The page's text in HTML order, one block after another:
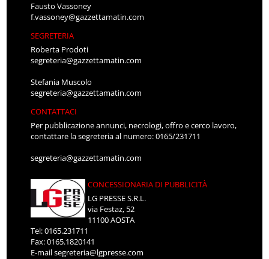
Fausto Vassoney
f.vassoney@gazzettamatin.com
SEGRETERIA
Roberta Prodoti
segreteria@gazzettamatin.com
Stefania Muscolo
segreteria@gazzettamatin.com
CONTATTACI
Per pubblicazione annunci, necrologi, offro e cerco lavoro,
contattare la segreteria al numero: 0165/231711
segreteria@gazzettamatin.com
CONCESSIONARIA DI PUBBLICITÀ
LG PRESSE S.R.L.
via Festaz, 52
11100 AOSTA
Tel: 0165.231711
Fax: 0165.1820141
E-mailsegreteria@lgpresse.com